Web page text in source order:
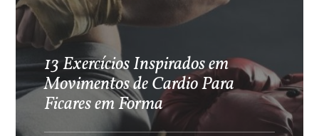
13 Exercícios Inspirados em
Movimentos de Cardio Para
Ficares em Forma